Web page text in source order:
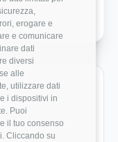
erogare e
e comunicare
dati
diversi
alle
utilizzare dati
i dispositivi in
Puoi
il tuo consenso
Cliccando su
e benchmark